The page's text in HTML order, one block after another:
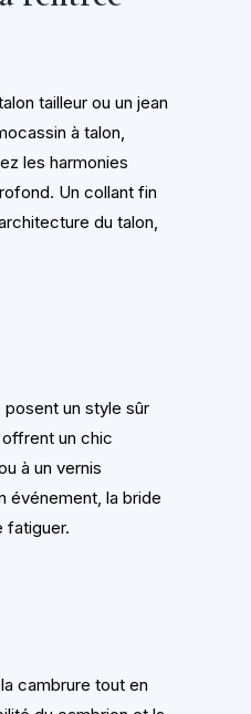
tailleur ou un jean
à talon,
les harmonies
Un collant fin
du talon,
un style sûr
un chic
à un vernis
événement, la bride
fatiguer.
cambrure tout en